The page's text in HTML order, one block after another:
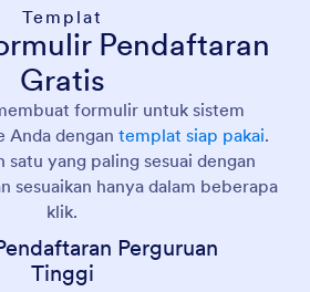
Templat
Pendaftaran
Gratis
formulir untuk sistem
Anda dengan templat siap pakai.
satu yang paling sesuai dengan
sesuaikan hanya dalam beberapa
klik.
Perguruan
Tinggi